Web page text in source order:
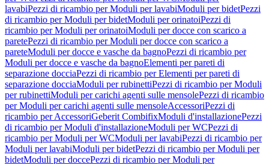
lavabiPezzi di ricambio per Moduli per lavabiModuli per bidetPezzi
di ricambio per Moduli per bidetModuli per orinatoiPezzi di
ricambio per Moduli per orinatoiModuli per docce con scarico a
paretePezzi di ricambio per Moduli per docce con scarico a
pareteModuli per docce e vasche da bagnoPezzi di ricambio per
Moduli per docce e vasche da bagnoElementi per pareti di
separazione docciaPezzi di ricambio per Elementi per pareti di
separazione docciaModuli per rubinettiPezzi di ricambio per Moduli
per rubinettiModuli per carichi agenti sulle mensolePezzi di ricambio
per Moduli per carichi agenti sulle mensoleAccessoriPezzi di
ricambio per AccessoriGeberit CombifixModuli d'installazionePezzi
di ricambio per Moduli d'installazioneModuli per WCPezzi di
ricambio per Moduli per WCModuli per lavabiPezzi di ricambio per
Moduli per lavabiModuli per bidetPezzi di ricambio per Moduli per
bidetModuli per doccePezzi di ricambio per Moduli per